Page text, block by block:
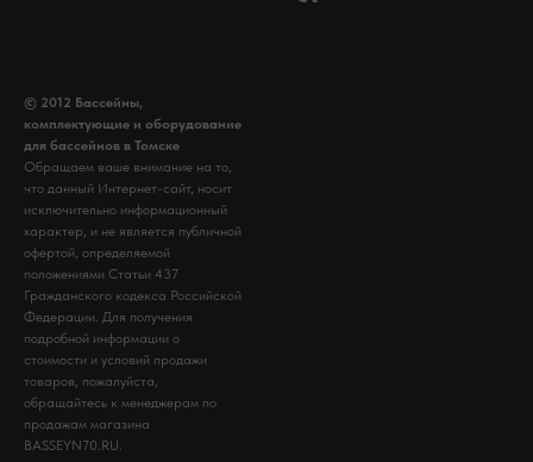
© 2012 Бассейны,
комплектующие и оборудование
для бассейнов в Томске
Обращаем ваше внимание на то,
что данный Интернет-сайт, носит
исключительно информационный
характер, и не является публичной
офертой, определяемой
положениями Статьи 437
Гражданского кодекса Российской
Федерации. Для получения
подробной информации о
стоимости и условий продажи
товаров, пожалуйста,
обращайтесь к менеджерам по
продажам магазина
BASSEYN70.RU.